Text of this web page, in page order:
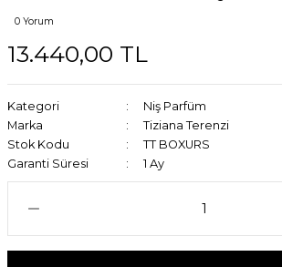
0 Yorum
13.440,00 TL
Kategori
Niş Parfüm
Marka
Tiziana Terenzi
Stok Kodu
TT BOXURS
Garanti Süresi
1 Ay